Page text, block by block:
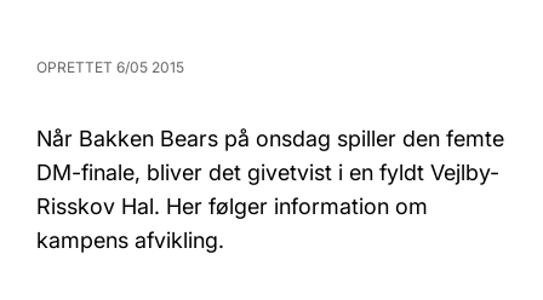
OPRETTET 6/05 2015
Når Bakken Bears på onsdag spiller den femte
DM-finale, bliver det givetvist i en fyldt Vejlby-
Risskov Hal. Her følger information om
kampens afvikling.